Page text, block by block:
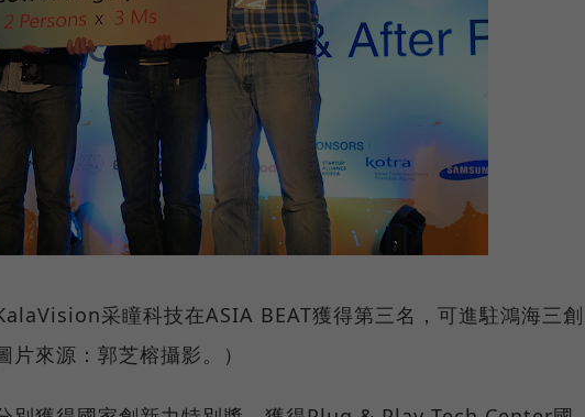
采瞳科技在ASIA BEAT獲得第三名，可進駐鴻海三創
來源：郭芝榕攝影。）